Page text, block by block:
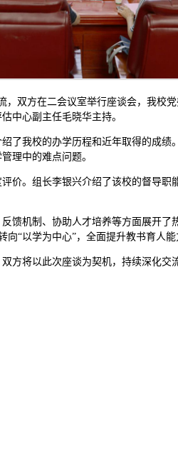
双方在二会议室举行座谈会，我校
中心副主任毛晓华主持。
了我校的办学历程和近年取得的成绩
理中的难点问题。
价。组长李银兴介绍了该校的督导
馈机制、协助人才培养等方面展开
“以学为中心”，全面提升教书育人能
方将以此次座谈为契机，持续深化